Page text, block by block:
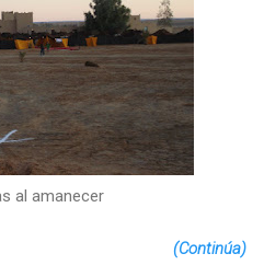
al amanecer
(Continúa)